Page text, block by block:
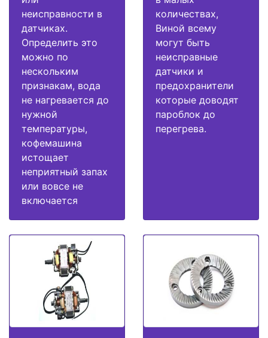
неисправности в
датчиках.
Определить это
можно по
нескольким
признакам, вода
не нагревается до
нужной
температуры,
кофемашина
истощает
неприятный запах
или вовсе не
включается
количествах,
Виной всему
могут быть
неисправные
датчики и
предохранители
которые доводят
пароблок до
перегрева.